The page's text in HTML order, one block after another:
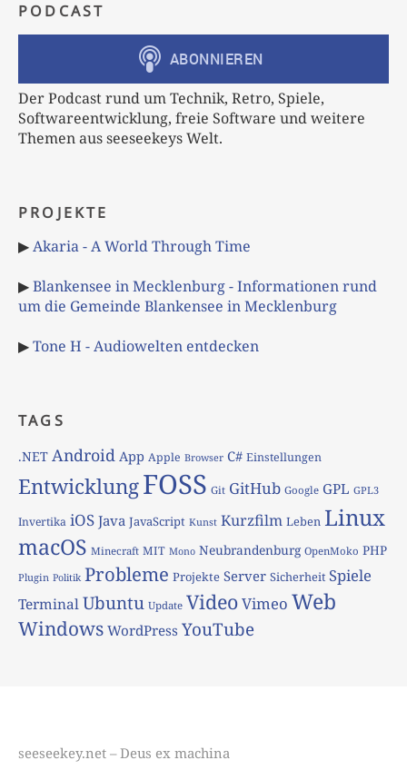
PODCAST
Der Podcast rund um Technik, Retro, Spiele,
Softwareentwicklung, freie Software und weitere
Themen aus seeseekeys Welt.
PROJEKTE
▶Akaria - A World Through Time
▶Blankensee in Mecklenburg - Informationen rund
um die Gemeinde Blankensee in Mecklenburg
▶Tone H - Audiowelten entdecken
TAGS
.NET Android App Apple Browser C# Einstellungen
EntwicklungFOSS Git GitHub Google GPL GPL3
Invertika iOS Java JavaScript Kunst Kurzfilm Leben Linux
macOS Minecraft MIT Mono Neubrandenburg OpenMoko PHP
Plugin Politik Probleme Projekte Server Sicherheit Spiele
TerminalUbuntu Update VideoVimeo Web
Windows WordPress YouTube
seeseekey.net – Deus ex machina